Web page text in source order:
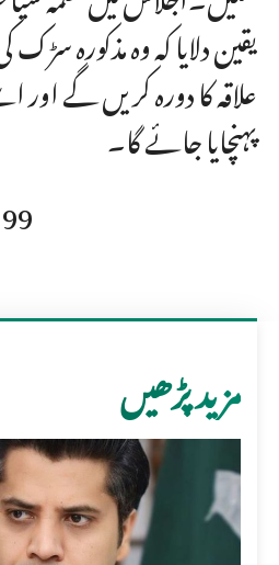
یقین دلایا کہ وہ مذکورہ
علاقہ کا دورہ کریں گے اور
پہنچایا جائے گا۔
مزید پڑھیں